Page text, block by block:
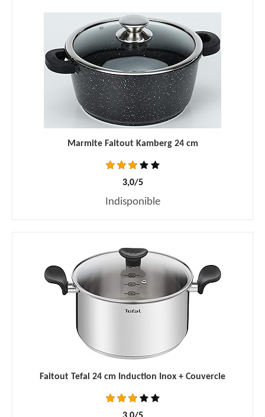
Marmite Faitout Kamberg 24 cm
3,0/5
Indisponible
Faitout Tefal 24 cm Induction Inox + Couvercle